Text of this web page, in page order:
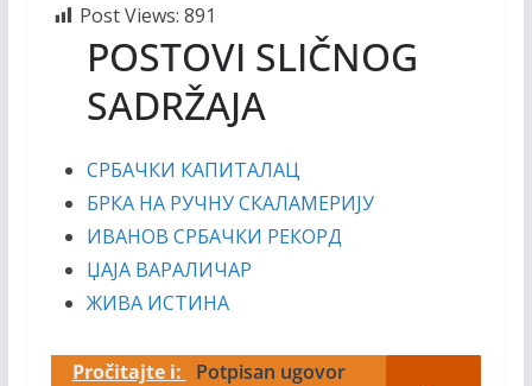
Post Views: 891
POSTOVI SLIČNOG
SADRŽAJA
СРБАЧКИ КАПИТАЛАЦ
БРКА НА РУЧНУ СКАЛАМЕРИЈУ
ИВАНОВ СРБАЧКИ РЕКОРД
ЏАЈА ВАРАЛИЧАР
ЖИВА ИСТИНА
Pročitajte i:
Potpisan ugovor